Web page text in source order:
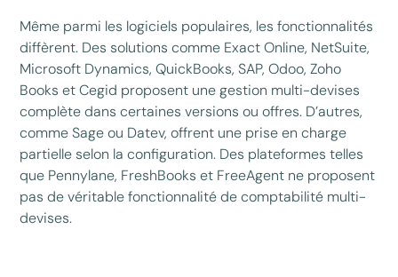
Même parmi les logiciels populaires, les fonctionnalités
diffèrent. Des solutions comme Exact Online, NetSuite,
Microsoft Dynamics, QuickBooks, SAP, Odoo, Zoho
Books et Cegid proposent une gestion multi-devises
complète dans certaines versions ou offres. D’autres,
comme Sage ou Datev, offrent une prise en charge
partielle selon la configuration. Des plateformes telles
que Pennylane, FreshBooks et FreeAgent ne proposent
pas de véritable fonctionnalité de comptabilité multi-
devises.